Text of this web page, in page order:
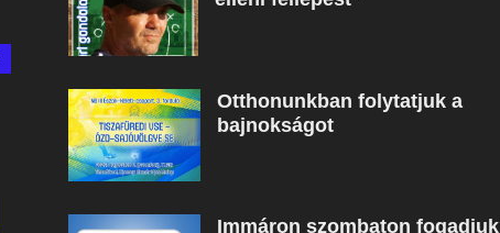
Otthonunkban folytatjuk a
bajnokságot
Immáron szombaton fogadjuk